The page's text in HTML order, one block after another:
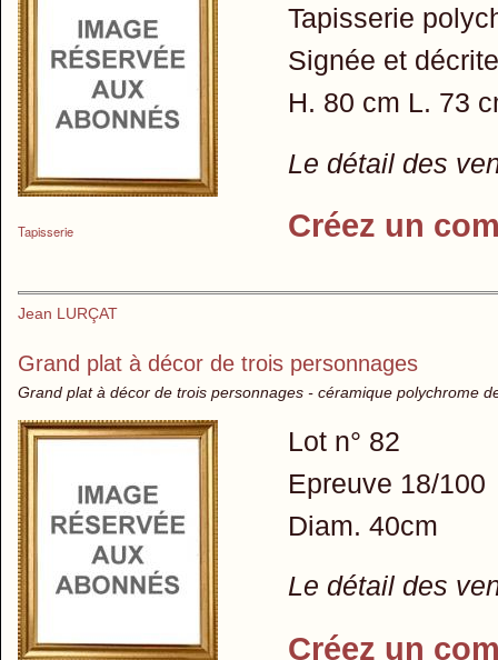
Tapisserie
Tapisserie
Signée et
H. 80 cm L. 73
Le détail des
Créez un
Jean LURÇAT
Grand plat à décor de trois personnages
Grand plat à décor de trois personnages - céramique polychrome
Lot n° 82
Epreuve 18/100
Diam. 40cm
Le détail des
Créez un